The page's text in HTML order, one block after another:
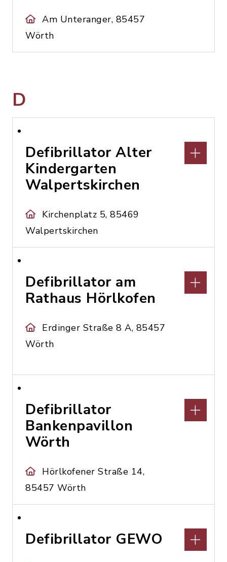
Am Unteranger, 85457
Wörth
D
Defibrillator Alter
Kindergarten
Walpertskirchen
Kirchenplatz 5, 85469
Walpertskirchen
Defibrillator am
Rathaus Hörlkofen
Erdinger Straße 8 A, 85457
Wörth
Defibrillator
Bankenpavillon
Wörth
Hörlkofener Straße 14,
85457 Wörth
Defibrillator GEWO